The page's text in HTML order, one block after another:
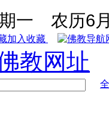
一 农历6
加入收藏
教网址